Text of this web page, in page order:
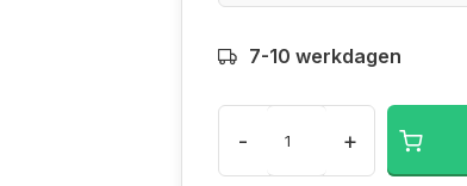
7-10 werkdagen
- +